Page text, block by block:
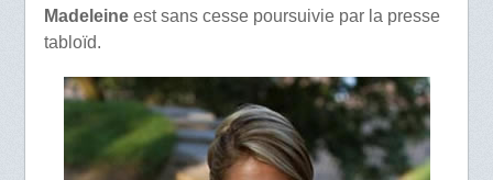
Madeleineest sans cesse poursuivie par la presse
tabloïd.